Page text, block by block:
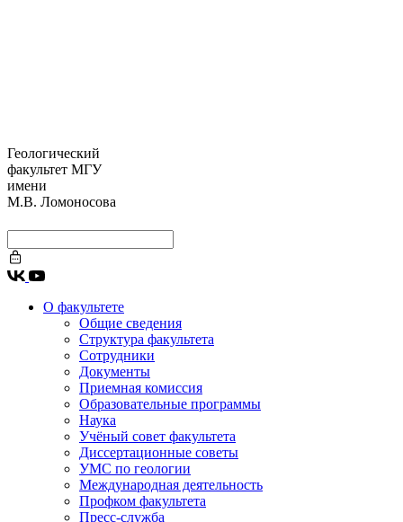
Геологический
факультет МГУ
имени
М.В. Ломоносова
О факультете
Общие сведения
Структура факультета
Сотрудники
Документы
Приемная комиссия
Образовательные программы
Наука
Учёный совет факультета
Диссертационные советы
УМС по геологии
Международная деятельность
Профком факультета
Пресс-служба